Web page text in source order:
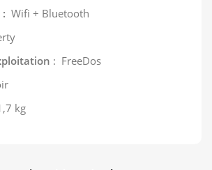
Wifi + Bluetooth
: FreeDos
kg